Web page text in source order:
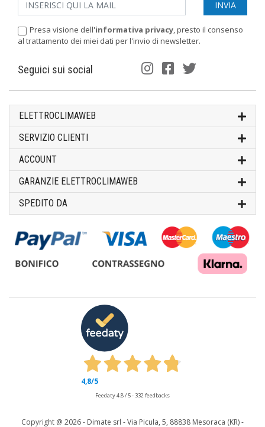
Presa visione dell'informativa privacy, presto il consenso
al trattamento dei miei dati per l'invio di newsletter.
Seguici sui social
ELETTROCLIMAWEB
SERVIZIO CLIENTI
ACCOUNT
GARANZIE ELETTROCLIMAWEB
SPEDITO DA
Copyright @ 2026 - Dimate srl - Via Picula, 5, 88838 Mesoraca (KR) -
4,8/5
Feedaty4.8/ 5- 332 feedbacks